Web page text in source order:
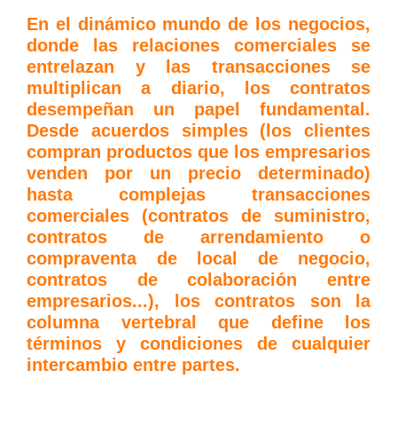
En el dinámico mundo de los negocios,
donde las relaciones comerciales se
entrelazan y las transacciones se
multiplican a diario, los contratos
desempeñan un papel fundamental.
Desde acuerdos simples (los clientes
compran productos que los empresarios
venden por un precio determinado)
hasta complejas transacciones
comerciales (contratos de suministro,
contratos de arrendamiento o
compraventa de local de negocio,
contratos de colaboración entre
empresarios...), los contratos son la
columna vertebral que define los
términos y condiciones de cualquier
intercambio entre partes.